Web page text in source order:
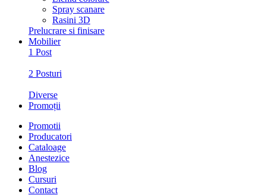
Spray scanare
Rasini 3D
Prelucrare si finisare
Mobilier
1 Post
2 Posturi
Diverse
Promoții
Promotii
Producatori
Cataloage
Anestezice
Blog
Cursuri
Contact